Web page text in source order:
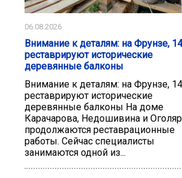
06.08.2026
Внимание к деталям: на Фрунзе, 14
реставрируют исторические
деревянные балконы
Внимание к деталям: на Фрунзе, 14
реставрируют исторические
деревянные балконы На доме
Карачарова, Недошивина и
продолжаются реставрационные
работы. Сейчас специалисты
занимаются одной из...